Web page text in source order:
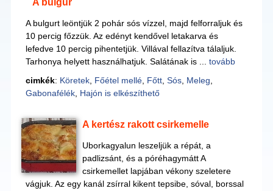
A bulgur
A bulgurt leöntjük 2 pohár sós vízzel, majd felforraljuk és
10 percig főzzük. Az edényt kendővel letakarva és
lefedve 10 percig pihentetjük. Villával fellazítva tálaljuk.
Tarhonya helyett használhatjuk. Salátának is ... tovább
cimkék: Köretek, Főétel mellé, Főtt, Sós, Meleg
Gabonafélék, Hajón is elkészíthető
A kertész rakott csirkemelle
Uborkagyalun leszeljük a répát, a
padlizsánt, és a póréhagymátt A
csirkemellet lapjában vékony szeletere
vágjuk. Az egy kanál zsírral kikent tepsibe, sóval, borssal